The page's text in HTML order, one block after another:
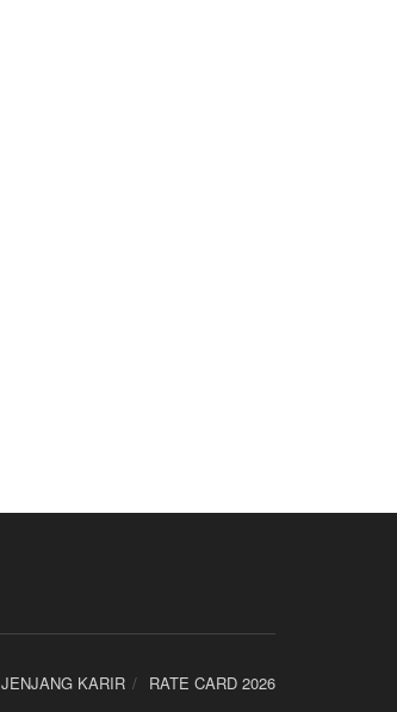
JENJANG KARIR RATE CARD 2026